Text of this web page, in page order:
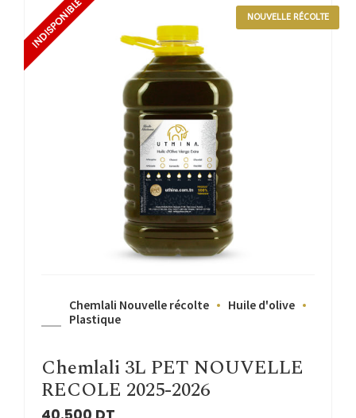
NOUVELLE RÉCOLTE
Chemlali Nouvelle récolte
Huile d'olive
Plastique
Chemlali 3L PET NOUVELLE
RECOLE 2025-2026